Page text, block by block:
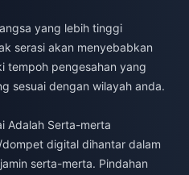
yang lebih tinggi
serasi akan menyebabkan
tempoh pengesahan yang
sesuai dengan wilayah anda.
Adalah Serta-merta
digital dihantar dalam
serta-merta. Pindahan